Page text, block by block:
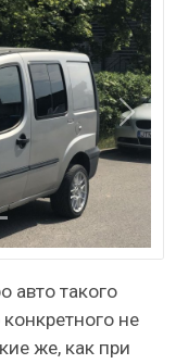
авто такого
не
же, как при